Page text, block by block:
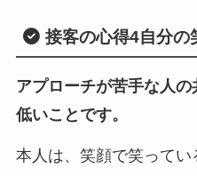
接客の心得4自分の
アプローチが苦手な人
低いことです。
本人は、笑顔で笑ってい